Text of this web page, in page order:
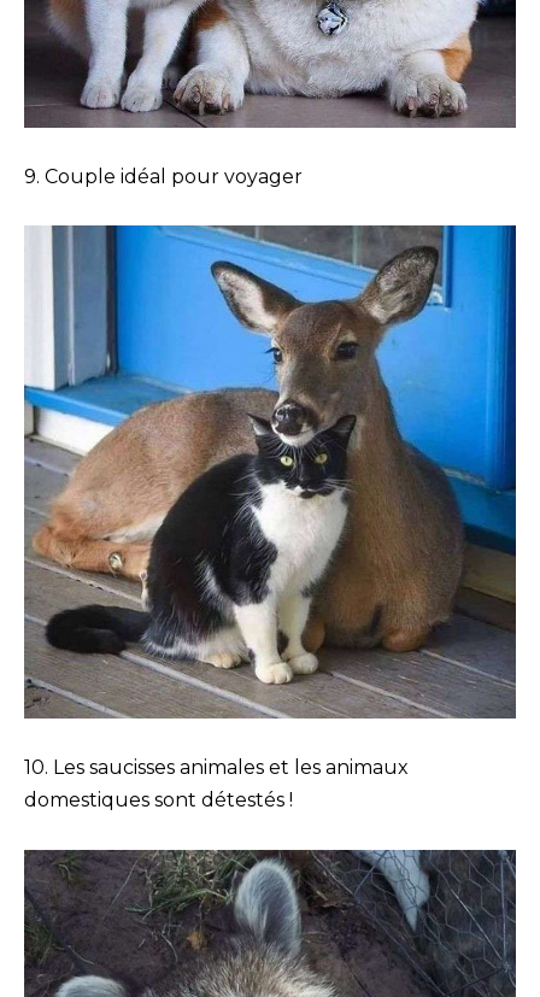
9. Couple idéal pour voyager
10. Les saucisses animales et les animaux
domestiques sont détestés !